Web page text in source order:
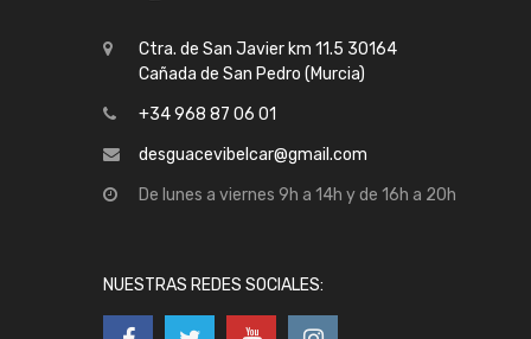
Ctra. de San Javier km 11.5 30164
Cañada de San Pedro (Murcia)
+34 968 87 06 01
desguacevibelcar@gmail.com
De lunes a viernes 9h a 14h y de 16h a 20h
NUESTRAS REDES SOCIALES: